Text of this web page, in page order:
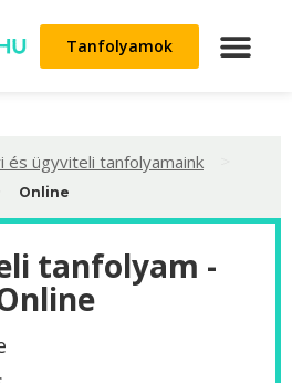
Tanfolyamok
és ügyviteli tanfolyamaink
Online
tanfolyam -